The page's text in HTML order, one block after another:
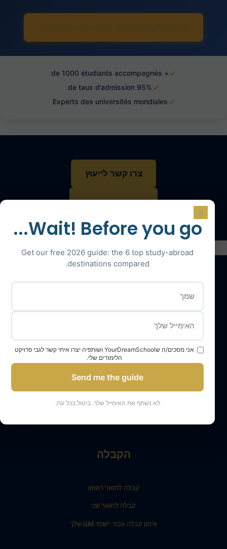
+ de 1000 étudiants accompagnés
95% de taux d’admission
Experts des universités mondiales
צרו קשר לייעוץ
דברו עם מומחה
צוות YourDreamSchool
בית ספר החלומות שלך, שותף להצלחה שלך
התלמידים שלנו והוריהם מעידים
תוצאות הקבלה לתואר ראשון שלנו
הקבלה
קבלה לתואר ראשון
קבלה לתואר שני
אימון קבלה עבור יישומי LLM שלך
Wait! Before you go...
Get our free 2026 guide: the 6 top study-abroad
destinations compared.
אני מסכים/ה שYourDreamSchool ושותפיה יצרו איתי קשר לגבי פרויקט
הלימודים שלי.
Send me the guide
לא נשתף את האימייל שלך. ביטול בכל עת.